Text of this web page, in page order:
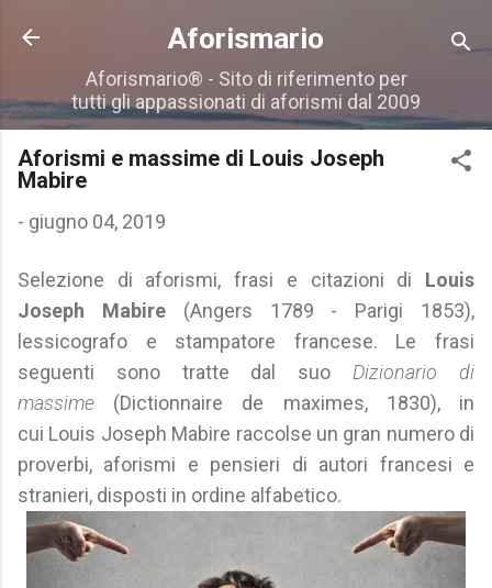
Passa ai contenuti principali
Aforismario
Aforismario® - Sito di riferimento per
tutti gli appassionati di aforismi dal 2009
Aforismi e massime di Louis Joseph
Mabire
- giugno 04, 2019
Selezione di aforismi, frasi e citazioni di Louis
Joseph Mabire(Angers 1789 - Parigi 1853),
lessicografo e stampatore francese. Le frasi
seguenti sono tratte dal suo Dizionario di
massime (Dictionnaire de maximes, 1830), in
cui Louis Joseph Mabire raccolse un gran numero di
proverbi, aforismi e pensieri di autori francesi e
stranieri, disposti in ordine alfabetico.